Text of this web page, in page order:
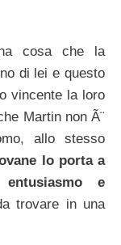
cosa che la
di lei e questo
vincente la loro
Martin non Ã¨
allo stesso
lo porta a
e
trovare in una